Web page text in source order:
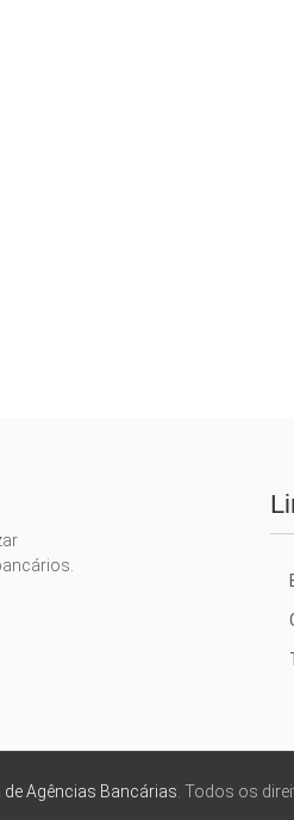
de Agências Bancárias . Todos os